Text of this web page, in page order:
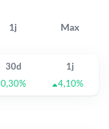
1j Max
30d
1j
0,30% 4,10%